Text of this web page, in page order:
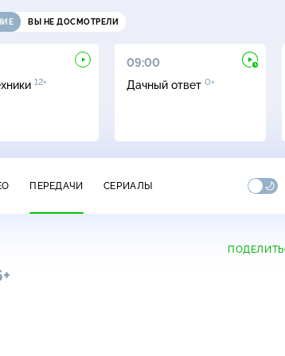
ВЫ НЕ ДОСМОТРЕЛИ
12+
09:00
Дачный ответ 0+
ПЕРЕДАЧИ СЕРИАЛЫ